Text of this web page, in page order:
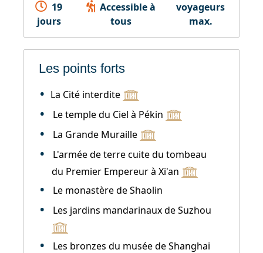
19
jours
Accessible à
tous
voyageurs
max.
Les points forts
La Cité interdite
Le temple du Ciel à Pékin
La Grande Muraille
L'armée de terre cuite du tombeau
du Premier Empereur à Xi'an
Le monastère de Shaolin
Les jardins mandarinaux de Suzhou
Les bronzes du musée de Shanghai